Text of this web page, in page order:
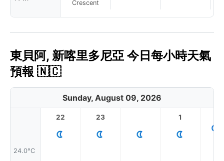
Crescent
東貝阿, 新喀里多尼亞 今日每小時天氣
預報 🇳🇨
Sunday, August 09, 2026
24.0°C
22 23 1